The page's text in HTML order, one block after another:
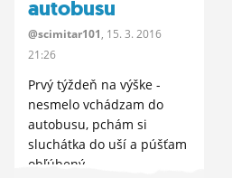
autobusu
@scimitar101, 15. 3. 2016
21:26
Prvý týždeň na výške -
nesmelo vchádzam do
autobusu, pchám si
sluchátka do uší a púšťam
obľúbený...